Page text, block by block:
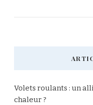
Volets roulants : un
chaleur ?